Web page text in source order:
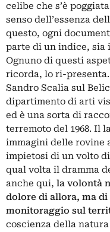
celibe che s’è
senso dell’essenza
questo, ogni
parte di un indice, sia
Ognuno di questi
ricorda, lo ri-
Sandro Scalia sul
dipartimento di arti
ed è una sorta di
terremoto del 1968. Il
immagini delle rovine
impietosi di un volto
qual volta il dramma
anche qui, la volontà
dolore di allora, ma
monitoraggio sul
coscienza della